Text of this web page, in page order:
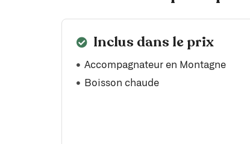
Inclus dans le prix
Accompagnateur en Montagne
Boisson chaude